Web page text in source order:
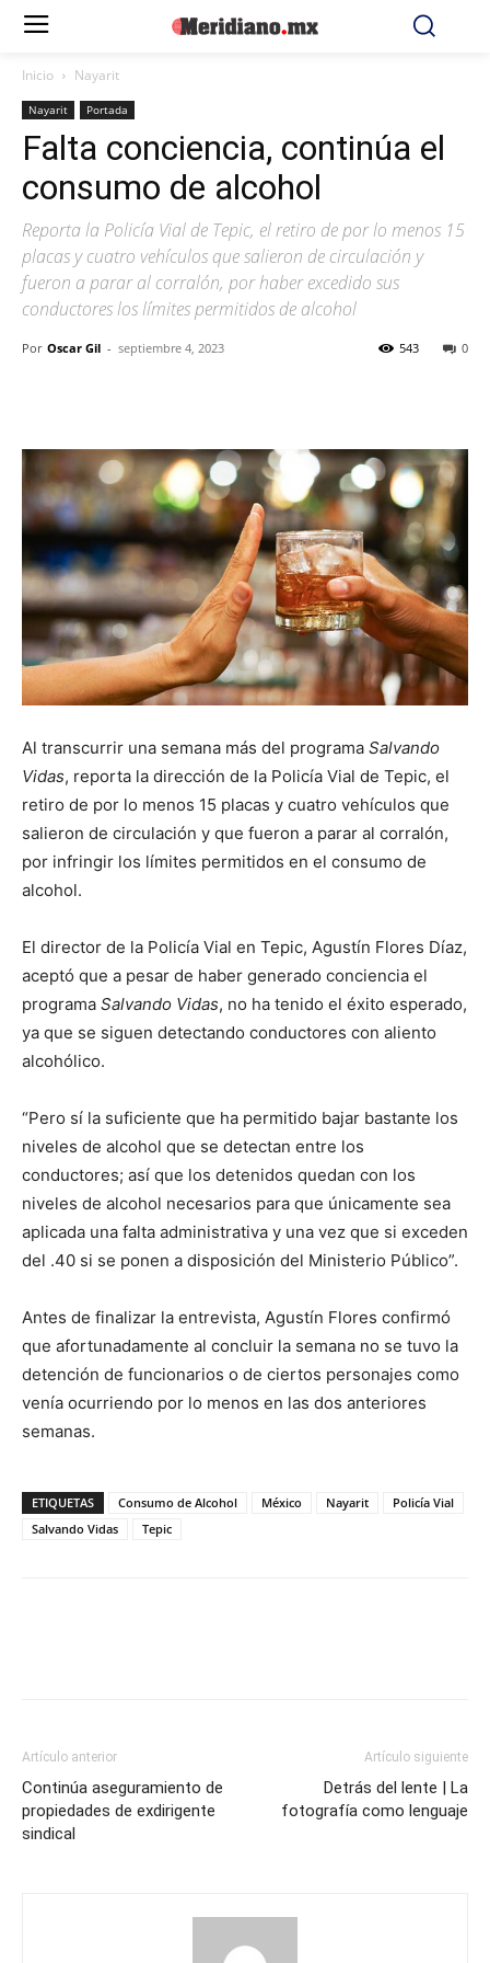
Inicio Nayarit
Nayarit Portada
Falta conciencia, continúa el
consumo de alcohol
Reporta la Policía Vial de Tepic, el retiro de por lo menos 15
placas y cuatro vehículos que salieron de circulación y
fueron a parar al corralón, por haber excedido sus
conductores los límites permitidos de alcohol
Por Oscar Gil - septiembre 4, 2023 0
543
Al transcurrir una semana más del programa Salvando
Vidas, reporta la dirección de la Policía Vial de Tepic, el
retiro de por lo menos 15 placas y cuatro vehículos que
salieron de circulación y que fueron a parar al corralón,
por infringir los límites permitidos en el consumo de
alcohol.
El director de la Policía Vial en Tepic, Agustín Flores Díaz,
aceptó que a pesar de haber generado conciencia el
programa Salvando Vidas, no ha tenido el éxito esperado,
ya que se siguen detectando conductores con aliento
alcohólico.
“Pero sí la suficiente que ha permitido bajar bastante los
niveles de alcohol que se detectan entre los
conductores; así que los detenidos quedan con los
niveles de alcohol necesarios para que únicamente sea
aplicada una falta administrativa y una vez que si exceden
del .40 si se ponen a disposición del Ministerio Público”.
Antes de finalizar la entrevista, Agustín Flores confirmó
que afortunadamente al concluir la semana no se tuvo la
detención de funcionarios o de ciertos personajes como
venía ocurriendo por lo menos en las dos anteriores
semanas.
ETIQUETAS Consumo de Alcohol México Nayarit
Policía Vial
Salvando Vidas
Tepic
Artículo anterior
Continúa aseguramiento de
propiedades de exdirigente
sindical
Artículo siguiente
Detrás del lente | La
fotografía como lenguaje